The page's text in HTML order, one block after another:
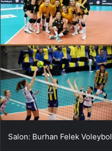
Salon: Burhan Felek Voleybol